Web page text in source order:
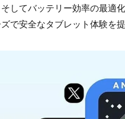
してバッテリー効率の最適
で安全なタブレット体験を